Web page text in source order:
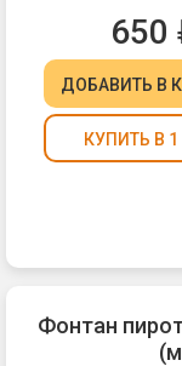
650
ДОБАВИТЬ В
КУПИТЬ В
Фонтан